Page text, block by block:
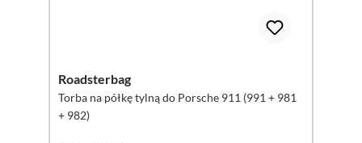
Roadsterbag
Torba na półkę tylną do Porsche 911 (991 + 981
+ 982)